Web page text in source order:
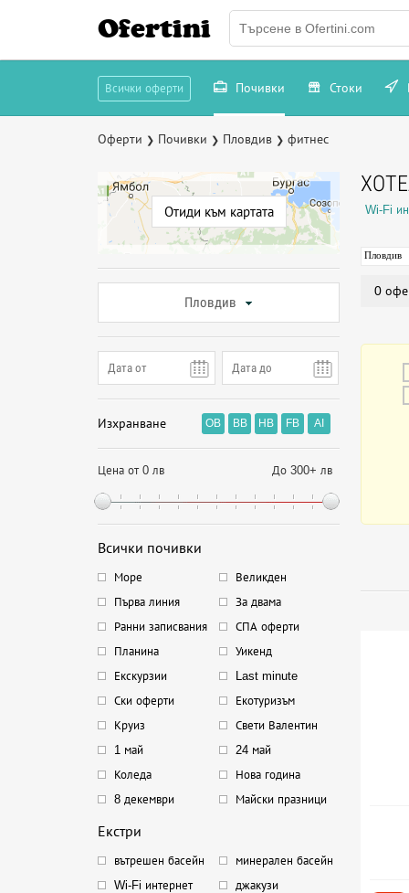
Ofertini
Всички оферти Почивки Стоки
Оферти ❯ Почивки ❯ Пловдив ❯ фитнес
Отиди към картата
Пловдив
Изхранване OB BB HB FB AI
Цена от 0 лв До 300+ лв
Всички почивки
Море
Великден
Първа линия
За двама
Ранни записвания
СПА оферти
Планина
Уикенд
Екскурзии
Last minute
Ски оферти
Екотуризъм
Круиз
Свети Валентин
1 май
24 май
Коледа
Нова година
8 декември
Майски празници
Екстри
вътрешен басейн
минерален басейн
Wi-Fi интернет
джакузи
Wi-Fi
Пловдив
0